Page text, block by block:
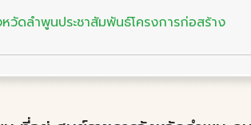
วัดลำพูนประชาสัมพันธ์โครงการก่อสร้าง